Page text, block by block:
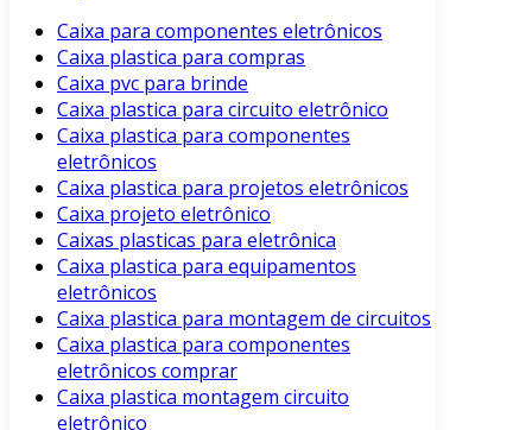
Caixa para componentes eletrônicos
Caixa plastica para compras
Caixa pvc para brinde
Caixa plastica para circuito eletrônico
Caixa plastica para componentes
eletrônicos
Caixa plastica para projetos eletrônicos
Caixa projeto eletrônico
Caixas plasticas para eletrônica
Caixa plastica para equipamentos
eletrônicos
Caixa plastica para montagem de circuitos
Caixa plastica para componentes
eletrônicos comprar
Caixa plastica montagem circuito
eletrônico